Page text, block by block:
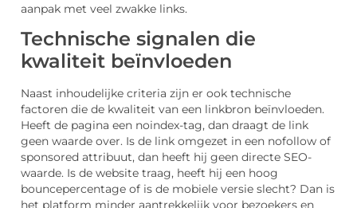
aanpak met veel zwakke links.
Technische signalen die
kwaliteit beïnvloeden
Naast inhoudelijke criteria zijn er ook technische
factoren die de kwaliteit van een linkbron beïnvloeden.
Heeft de pagina een noindex-tag, dan draagt de link
geen waarde over. Is de link omgezet in een nofollow of
sponsored attribuut, dan heeft hij geen directe SEO-
waarde. Is de website traag, heeft hij een hoog
bouncepercentage of is de mobiele versie slecht? Dan is
het platform minder aantrekkelijk voor bezoekers en